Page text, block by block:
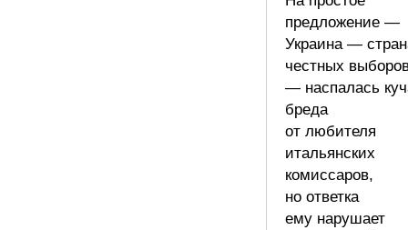
предложение —
Украина —
честных
— наспалась
бреда
от любителя
итальянских
комиссаров,
но ответка
ему нарушает